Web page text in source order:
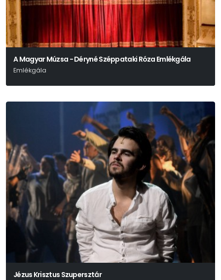
A Magyar Múzsa - Déryné Széppataki Róza Emlékgála
Emlékgála
Jézus Krisztus Szupersztár